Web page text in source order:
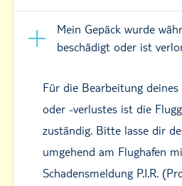
Mein Gepäck wurde
beschädigt oder ist
Für die Bearbeitung deines
oder -verlustes ist die
zuständig. Bitte lasse dir
umgehend am Flughafen
Schadensmeldung P.I.R.